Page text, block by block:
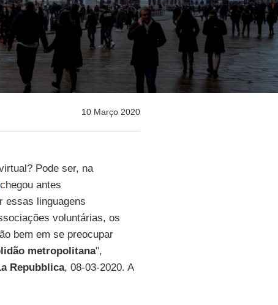
10 Março 2020
Pode ser, na
chegou antes
essas linguagens
voluntárias, os
bem em se preocupar
metropolitana",
Repubblica, 08-03-2020. A